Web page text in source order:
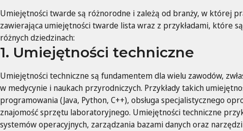
Umiejętności twarde są różnorodne i zależą od branży, w której
zawierająca umiejętności twarde lista wraz z przykładami, które
różnych dziedzinach:
1. Umiejętności techniczne
Umiejętności techniczne są fundamentem dla wielu zawodów,
w medycynie i naukach przyrodniczych. Przykłady takich
programowania (Java, Python, C++), obsługa specjalistycznego
znajomość sprzętu laboratoryjnego. Umiejętności techniczne
systemów operacyjnych, zarządzania bazami danych oraz